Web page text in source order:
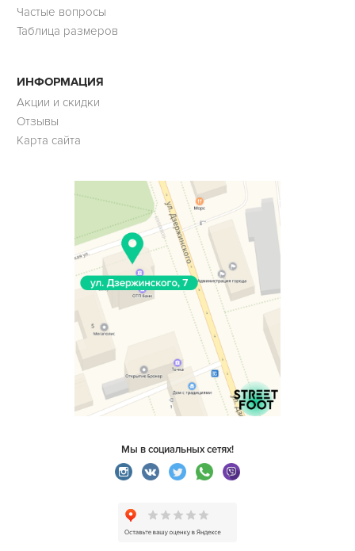
Частые вопросы
Таблица размеров
ИНФОРМАЦИЯ
Акции и скидки
Отзывы
Карта сайта
Мы в социальных сетях!